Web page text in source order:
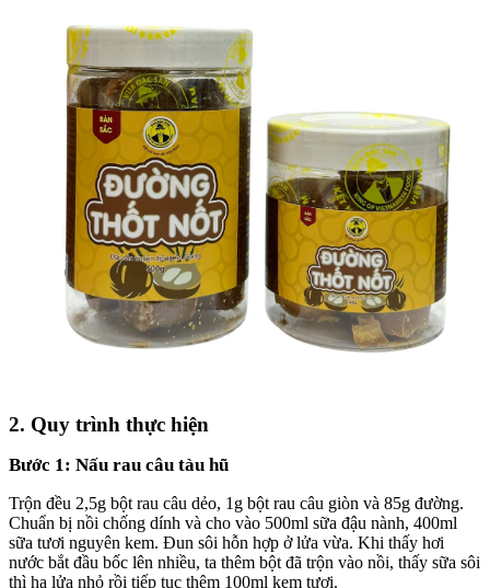
2. Quy trình thực hiện
Bước 1: Nấu rau câu tàu hũ
Trộn đều 2,5g bột rau câu dẻo, 1g bột rau câu giòn và 85g đường.
Chuẩn bị nồi chống dính và cho vào 500ml sữa đậu nành, 400ml
sữa tươi nguyên kem. Đun sôi hỗn hợp ở lửa vừa. Khi thấy hơi
nước bắt đầu bốc lên nhiều, ta thêm bột đã trộn vào nồi, thấy sữa sôi
thì hạ lửa nhỏ rồi tiếp tục thêm 100ml kem tươi.